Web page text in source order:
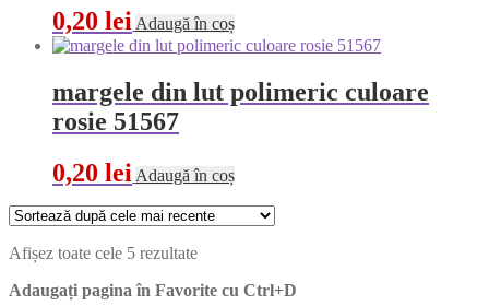
0,20 lei Adaugă în coș
margele din lut polimeric culoare
rosie 51567
0,20 lei Adaugă în coș
Afișez toate cele 5 rezultateSortat
cele
Adaugați pagina în Favorite cu Ctrl+D